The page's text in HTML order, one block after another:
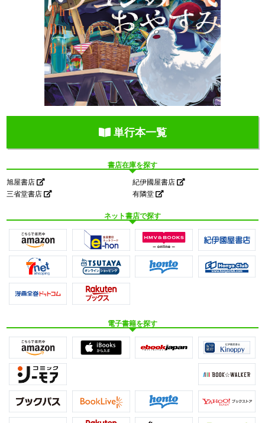
単行本一覧
書店在庫を探す
旭屋書店
紀伊國屋書店
三省堂書店
有隣堂
ネット書店で探す
電子書籍を探す